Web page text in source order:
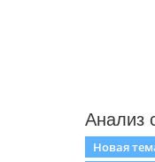
Анализ
Новая